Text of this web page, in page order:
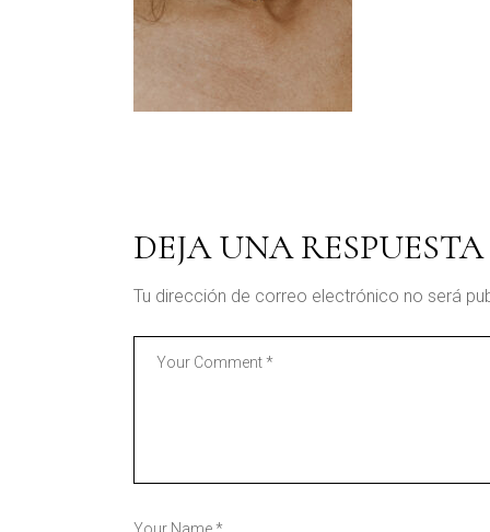
DEJA UNA RESPUESTA
Tu dirección de correo electrónico no será